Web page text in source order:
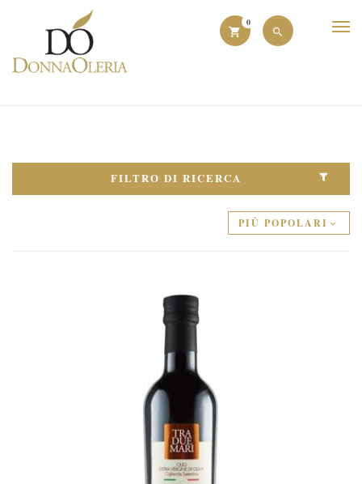
0
FILTRO DI RICERCA
PIÙ POPOLARI